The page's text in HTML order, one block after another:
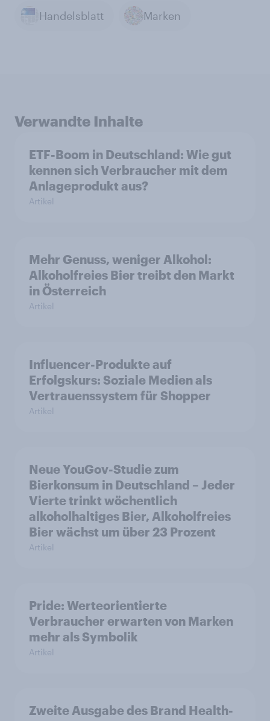
Handelsblatt Marken
Verwandte Inhalte
ETF-Boom in Deutschland: Wie gut
kennen sich Verbraucher mit dem
Anlageprodukt aus?
Artikel
Mehr Genuss, weniger Alkohol:
Alkoholfreies Bier treibt den Markt
in Österreich
Artikel
Influencer-Produkte auf
Erfolgskurs: Soziale Medien als
Vertrauenssystem für Shopper
Artikel
Neue YouGov-Studie zum
Bierkonsum in Deutschland – Jeder
Vierte trinkt wöchentlich
alkoholhaltiges Bier, Alkoholfreies
Bier wächst um über 23 Prozent
Artikel
Pride: Werteorientierte
Verbraucher erwarten von Marken
mehr als Symbolik
Artikel
Zweite Ausgabe des Brand Health-